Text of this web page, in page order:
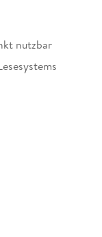
Language)
nutzbar